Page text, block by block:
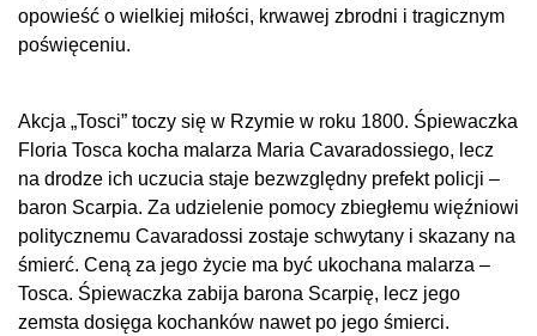
opowieść o wielkiej miłości, krwawej zbrodni i tragicznym
poświęceniu.
Akcja „Tosci” toczy się w Rzymie w roku 1800. Śpiewaczka
Floria Tosca kocha malarza Maria Cavaradossiego, lecz
na drodze ich uczucia staje bezwzględny prefekt policji –
baron Scarpia. Za udzielenie pomocy zbiegłemu więźniowi
politycznemu Cavaradossi zostaje schwytany i skazany na
śmierć. Ceną za jego życie ma być ukochana malarza –
Tosca. Śpiewaczka zabija barona Scarpię, lecz jego
zemsta dosięga kochanków nawet po jego śmierci.